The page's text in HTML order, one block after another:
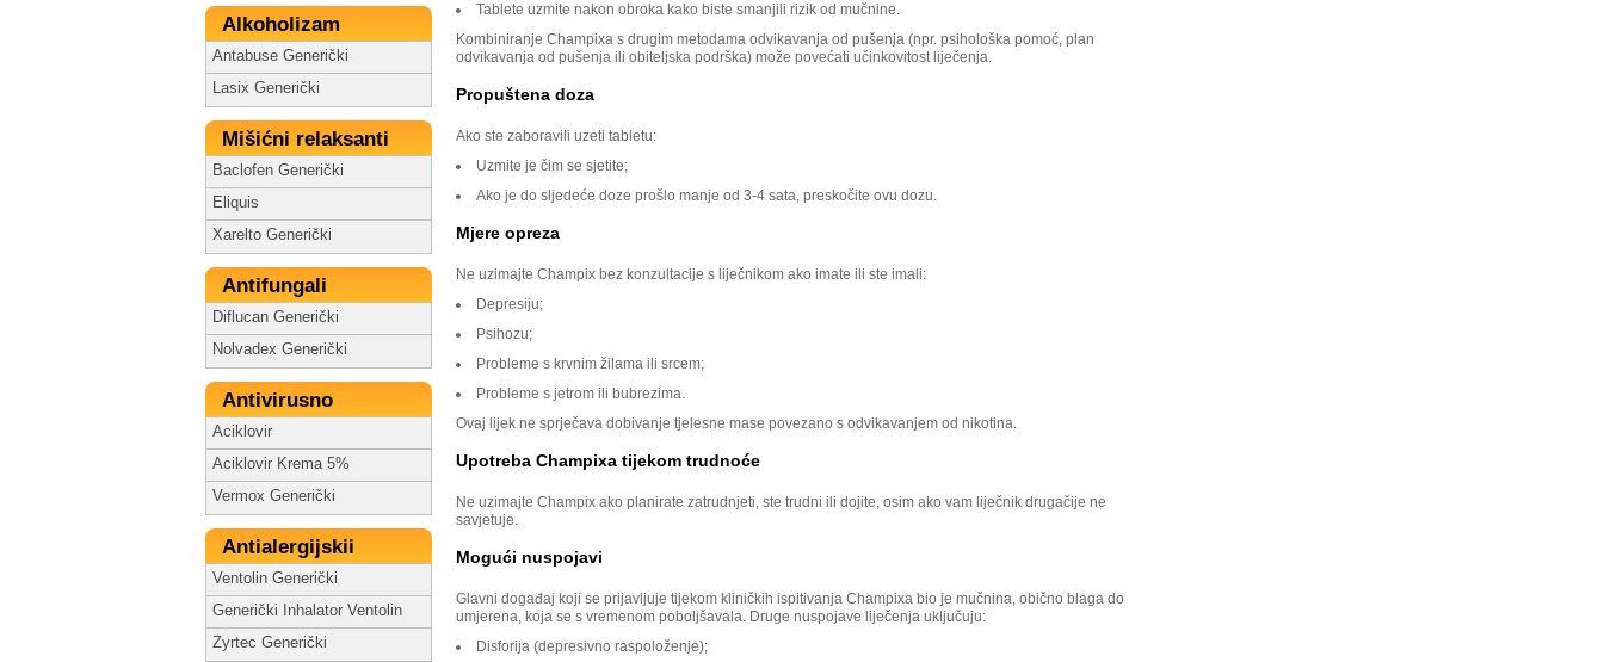
Alkoholizam
Antabuse Generički
Lasix Generički
Mišićni relaksanti
Baclofen Generički
Eliquis
Xarelto Generički
Antifungali
Diflucan Generički
Nolvadex Generički
Antivirusno
Aciklovir
Aciklovir Krema 5%
Vermox Generički
Antialergijskii
Ventolin Generički
Generički Inhalator Ventolin
Zyrtec Generički
Tablete uzmite nakon obroka kako biste smanjili rizik od mučnine.
Kombiniranje Champixa s drugim metodama odvikavanja od pušenja (npr. psihološka pomoć, plan
odvikavanja od pušenja ili obiteljska podrška) može povećati učinkovitost liječenja.
Propuštena doza
Ako ste zaboravili uzeti tabletu:
Uzmite je čim se sjetite;
Ako je do sljedeće doze prošlo manje od 3-4 sata, preskočite ovu dozu.
Mjere opreza
Ne uzimajte Champix bez konzultacije s liječnikom ako imate ili ste imali:
Depresiju;
Psihozu;
Probleme s krvnim žilama ili srcem;
Probleme s jetrom ili bubrezima.
Ovaj lijek ne sprječava dobivanje tjelesne mase povezano s odvikavanjem od nikotina.
Upotreba Champixa tijekom trudnoće
Ne uzimajte Champix ako planirate zatrudnjeti, ste trudni ili dojite, osim ako vam liječnik drugačije ne
savjetuje.
Mogući nuspojavi
Glavni događaj koji se prijavljuje tijekom kliničkih ispitivanja Champixa bio je mučnina, obično blaga do
umjerena, koja se s vremenom poboljšavala. Druge nuspojave liječenja uključuju:
Disforija (depresivno raspoloženje);